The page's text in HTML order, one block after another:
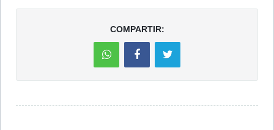
COMPARTIR: